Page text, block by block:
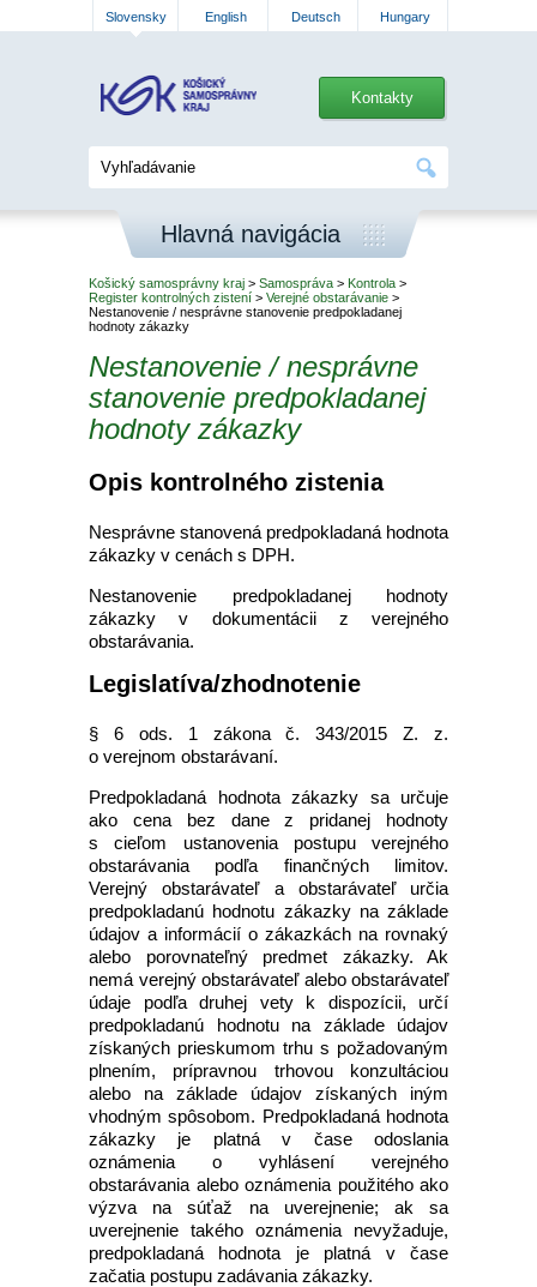
Slovensky English Deutsch Hungary
Kontakty
Hlavná navigácia
Košický samosprávny kraj > Samospráva > Kontrola >
Register kontrolných zistení > Verejné obstarávanie >
Nestanovenie / nesprávne stanovenie predpokladanej
hodnoty zákazky
Nestanovenie / nesprávne
stanovenie predpokladanej
hodnoty zákazky
Opis kontrolného zistenia
Nesprávne stanovená predpokladaná hodnota
zákazky v cenách s DPH.
Nestanovenie predpokladanej hodnoty
zákazky v dokumentácii z verejného
obstarávania.
Legislatíva/zhodnotenie
§ 6 ods. 1 zákona č. 343/2015 Z. z.
o verejnom obstarávaní.
Predpokladaná hodnota zákazky sa určuje
ako cena bez dane z pridanej hodnoty
s cieľom ustanovenia postupu verejného
obstarávania podľa finančných limitov.
Verejný obstarávateľ a obstarávateľ určia
predpokladanú hodnotu zákazky na základe
údajov a informácií o zákazkách na rovnaký
alebo porovnateľný predmet zákazky. Ak
nemá verejný obstarávateľ alebo obstarávateľ
údaje podľa druhej vety k dispozícii, určí
predpokladanú hodnotu na základe údajov
získaných prieskumom trhu s požadovaným
plnením, prípravnou trhovou konzultáciou
alebo na základe údajov získaných iným
vhodným spôsobom. Predpokladaná hodnota
zákazky je platná v čase odoslania
oznámenia o vyhlásení verejného
obstarávania alebo oznámenia použitého ako
výzva na súťaž na uverejnenie; ak sa
uverejnenie takého oznámenia nevyžaduje,
predpokladaná hodnota je platná v čase
začatia postupu zadávania zákazky.